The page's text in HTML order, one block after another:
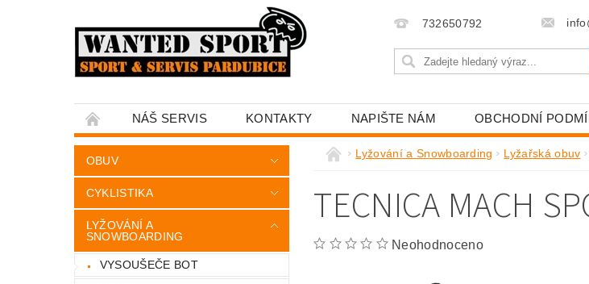
732650792
NÁŠ SERVIS KONTAKTY NAPIŠTE NÁM OBCHODNÍ
OBUV
CYKLISTIKA
LYŽOVÁNÍ A
SNOWBOARDING
VYSOUŠEČE BOT
Lyžování a Snowboarding Lyžařská obuv
TECNICA MACH
Neohodnoceno